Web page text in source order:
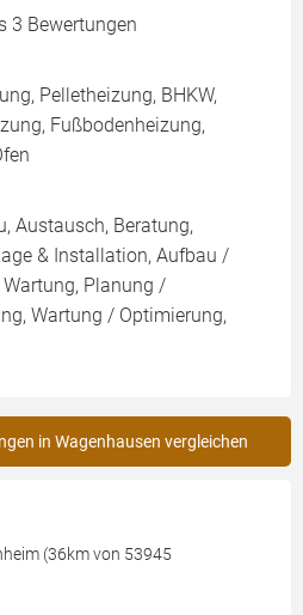
3 Bewertungen
Pelletheizung, BHKW,
Fußbodenheizung,
Austausch, Beratung,
& Installation, Aufbau /
Planung /
Wartung / Optimierung,
in Wagenhausen vergleichen
(36km von 53945